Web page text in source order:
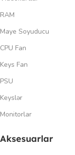
RAM
Maye Soyuducu
CPU Fan
Keys Fan
PSU
Keyslər
Monitorlar
Aksesuarlar